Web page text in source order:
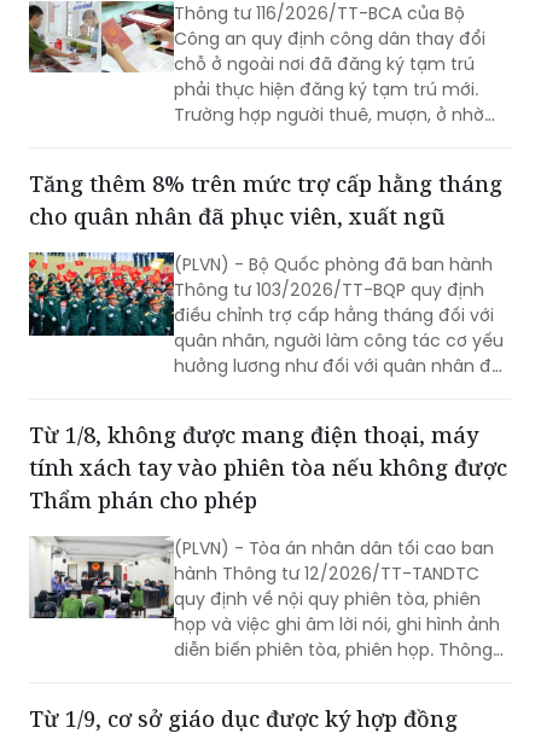
Thông tư 116/2026/TT-BCA của Bộ
Công an quy định công dân thay đổi
chỗ ở ngoài nơi đã đăng ký tạm trú
phải thực hiện đăng ký tạm trú mới.
Trường hợp người thuê, mượn, ở nhờ
thông báo cho cơ quan đăng ký cư trú.
Tăng thêm 8% trên mức trợ cấp hằng tháng
cho quân nhân đã phục viên, xuất ngũ
(PLVN) - Bộ Quốc phòng đã ban hành
Thông tư 103/2026/TT-BQP quy định
điều chỉnh trợ cấp hằng tháng đối với
quân nhân, người làm công tác cơ yếu
hưởng lương như đối với quân nhân đã
Từ 1/8, không được mang điện thoại, máy
tính xách tay vào phiên tòa nếu không được
Thẩm phán cho phép
(PLVN) - Tòa án nhân dân tối cao ban
hành Thông tư 12/2026/TT-TANDTC
quy định về nội quy phiên tòa, phiên
họp và việc ghi âm lời nói, ghi hình ảnh
diễn biến phiên tòa, phiên họp. Thông
Từ 1/9, cơ sở giáo dục được ký hợp đồng